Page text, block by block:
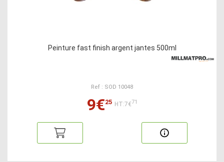
Peinture fast finish argent jantes 500ml
Ref : SOD 10048
9€25 HT:7€71